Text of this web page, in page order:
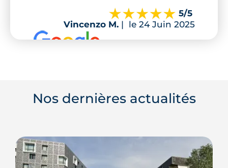
5/5
Vincenzo M. | le 24 Juin 2025
Nos dernières actualités